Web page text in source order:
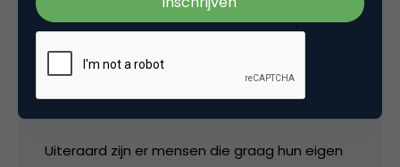
moebiel of ether), maar ook de manier van
communiceren (interactief, communities,
gaming, on demand). Alles gebeurt al voor je
ogen. Kijk maar eens naar het voorbeeld 24
Uiteraard zijn er mensen die graag hun eigen